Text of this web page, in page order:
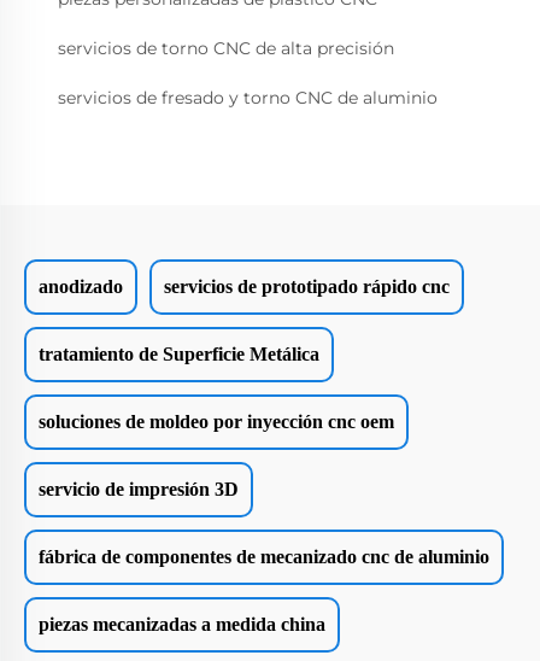
servicios de torno CNC de alta precisión
servicios de fresado y torno CNC de aluminio
anodizado servicios de prototipado rápido cnc
tratamiento de Superficie Metálica
soluciones de moldeo por inyección cnc oem
servicio de impresión 3D
fábrica de componentes de mecanizado cnc de aluminio
piezas mecanizadas a medida china